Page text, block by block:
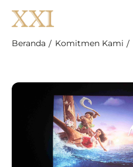
Beranda Komitmen Kami